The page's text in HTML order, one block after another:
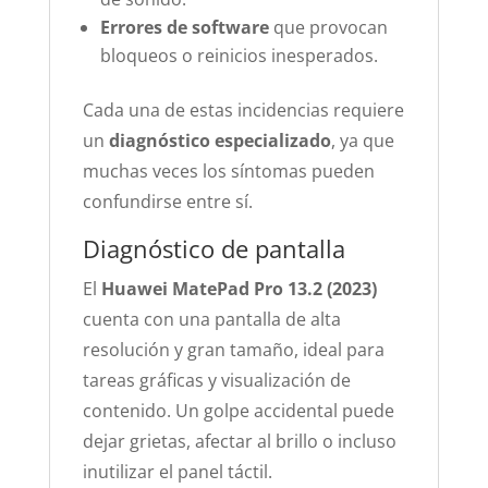
Errores de softwareque provocan
bloqueos o reinicios inesperados.
Cada una de estas incidencias requiere
un diagnóstico especializado, ya que
muchas veces los síntomas pueden
confundirse entre sí.
Diagnóstico de pantalla
El Huawei MatePad Pro 13.2 (2023)
cuenta con una pantalla de alta
resolución y gran tamaño, ideal para
tareas gráficas y visualización de
contenido. Un golpe accidental puede
dejar grietas, afectar al brillo o incluso
inutilizar el panel táctil.